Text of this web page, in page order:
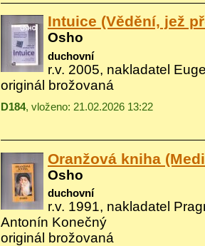
Intuice (Vědění, jež
Osho
duchovní
r.v. 2005, nakladatel
originál brožovaná
D184, vloženo: 21.02.2026 13:22
Oranžová kniha
Osho
duchovní
r.v. 1991, nakladatel
Antonín Konečný
originál brožovaná